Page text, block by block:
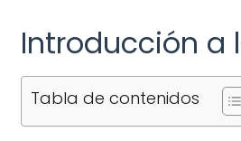
Introducción a
Tabla de contenidos